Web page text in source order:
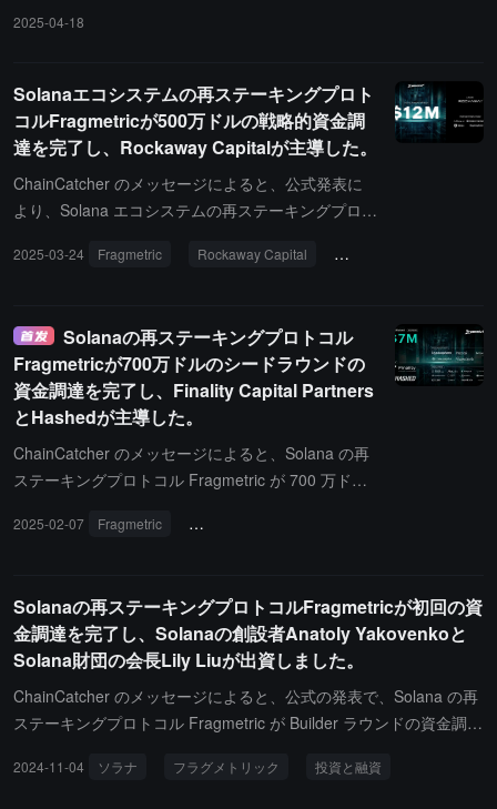
のプロジェクトは新しい流動性再ステーキング基準を確立すること
ングエコシステムのすべての参加者に利益をもたらすと述べていま
す。以前の報道によると、Solana エコシステムの再ステーキング
プロトコル Fragmetric は 500 万ドルの戦略的資金調達を完了し、
Rockaway Capital が主導し、Robot Ventures、Amber Group、Hyp
ersphere、BitGo が参加しました。
2025-04-18
Solanaエコシステムの再ステーキングプロト
コルFragmetricが500万ドルの戦略的資金調
達を完了し、Rockaway Capitalが主導した。
ChainCatcher のメッセージによると、公式発表に
より、Solana エコシステムの再ステーキングプロト
完了し、Rockaway Capital が主導し、Robot Ventur
シードラウンドからわずか 1 ヶ月であり、Fragmetr
ic の累計資金調達額は 1200 万ドルに達しました。
この資金調達は、fragAsset の拡張に使用され、信
頼性のある革新的な再ステーキングプラットフォー
ムの構築をさらに推進する使命に役立てられます。
Web3 資産データプラットフォーム RootData によ
ステーキングプロトコルであり、そのビジョンは S
ことで、Fragmetric は NCN 報酬の配分を効果的に
実現しました。さらに、Fragmetric は、再ステーキ
ングプラットフォームでさまざまな LST を活用する
ための標準化トークンプログラムという実用的なソ
リューションを設計しました。Fragmetric の使命
インフラを構築し、ユーザーに力を与え、Solana 再
2025-03-24 Fragmetric Rockaway Capital 投資と融資
Solanaの再ステーキングプロトコル
Fragmetricが700万ドルのシードラウンドの
資金調達を完了し、Finality Capital Partners
とHashedが主導した。
ChainCatcher のメッセージによると、Solana の再
ステーキングプロトコル Fragmetric が 700 万ドル
した。Finality Capital Partners と Hashed が主導
よび Restaking エコシステムの複数のエンジェル投
資家からの支援を受けました。また、Web3 資産デ
ータプラットフォーム RootData によると、Fragme
tric は Solana のネイティブ流動再ステーキングプロ
トコルであり、そのビジョンは Solana エコシステ
Solana のトークン拡張を活用することで、Fragmet
2025-02-07 Fragmetric Finality Capital Partners
Solanaの再ステーキングプロトコルFragmetricが初回の資
金調達を完了し、Solanaの創設者Anatoly Yakovenkoと
Solana財団の会長Lily Liuが出資しました。
ChainCatcher のメッセージによると、公式の発表で、Solana の再
ステーキングプロトコル Fragmetric が Builder ラウンドの資金調達
o、Solana 財団の会長 Lily Liu、Jito Labs の創設者 Lucas Bruder、
2024-11-04 ソラナ フラグメトリック 投資と融資